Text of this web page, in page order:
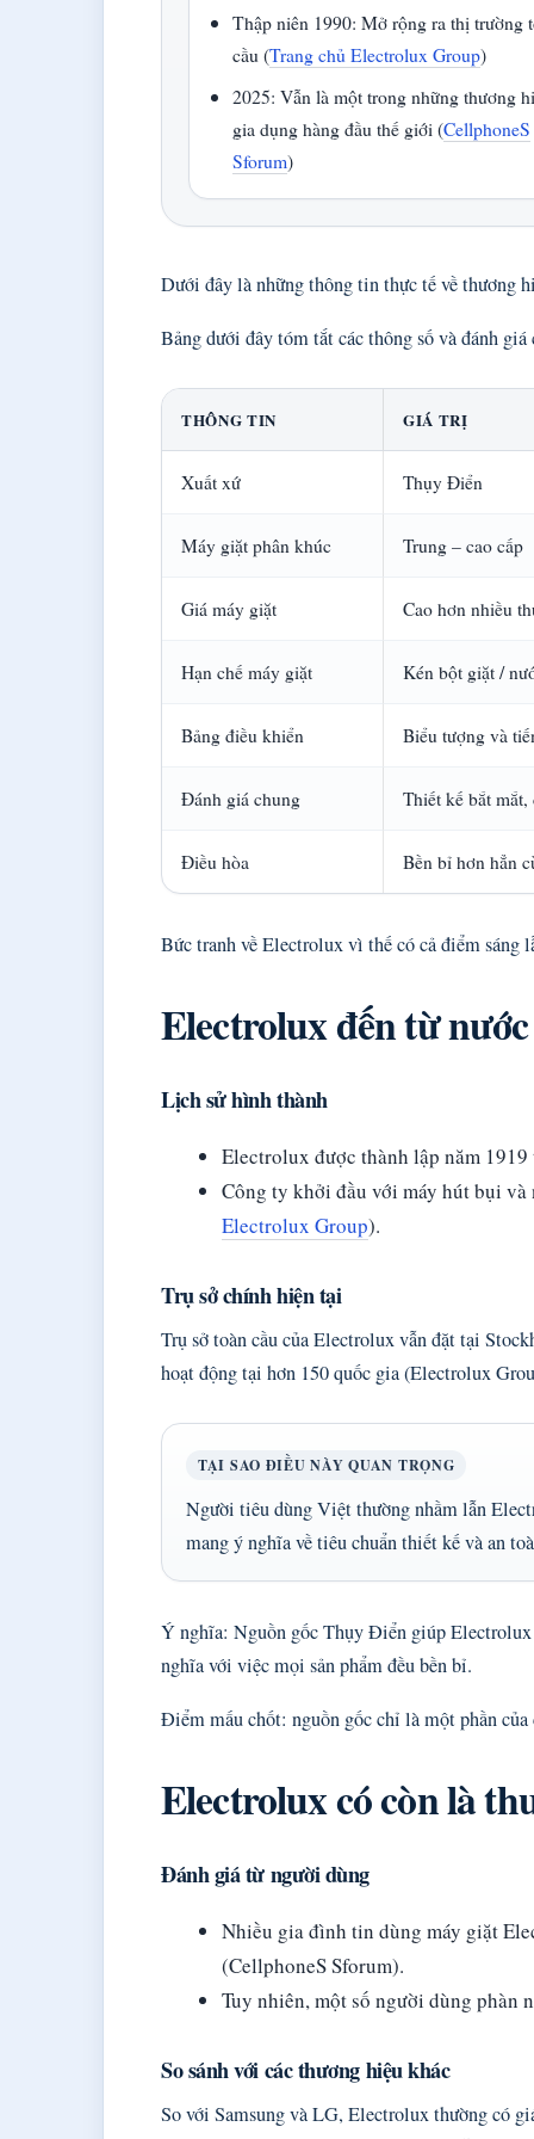
Thập niên 1990: Mở rộng ra thị trường
cầu (Trang chủ Electrolux Group)
2025: Vẫn là một trong những thương
gia dụng hàng đầu thế giới (CellphoneS
Sforum)
Dưới đây là những thông tin thực tế về thương
Bảng dưới đây tóm tắt các thông số và đánh
THÔNG TIN GIÁ TRỊ
Xuất xứ Thụy Điển
Máy giặt phân khúc Trung – cao cấp
Giá máy giặt Cao hơn nhiều
Hạn chế máy giặt Kén bột giặt /
Bảng điều khiển Biểu tượng và
Đánh giá chung Thiết kế bắt
Điều hòa Bền bỉ hơn hẳn
Bức tranh về Electrolux vì thế có cả điểm sáng
Electrolux đến từ
Lịch sử hình thành
Electrolux được thành lập năm
Công ty khởi đầu với máy hút bụi
Electrolux Group).
Trụ sở chính hiện tại
Trụ sở toàn cầu của Electrolux vẫn đặt tại
hoạt động tại hơn 150 quốc gia (Electrolux
TẠI SAO ĐIỀU NÀY QUAN TRỌNG
Người tiêu dùng Việt thường nhầm lẫn
mang ý nghĩa về tiêu chuẩn thiết kế và an
Ý nghĩa: Nguồn gốc Thụy Điển giúp
nghĩa với việc mọi sản phẩm đều bền bỉ.
Điểm mấu chốt: nguồn gốc chỉ là một phần
Electrolux có còn là
Đánh giá từ người dùng
Nhiều gia đình tin dùng máy giặt
(CellphoneS Sforum).
Tuy nhiên, một số người dùng phàn
So sánh với các thương hiệu khác
So với Samsung và LG, Electrolux thường có